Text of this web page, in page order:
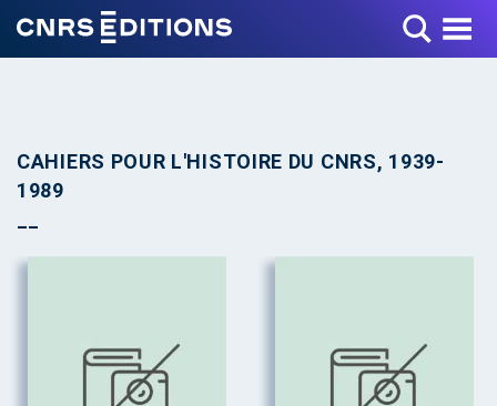
Toggle Menu
CAHIERS POUR L'HISTOIRE DU CNRS, 1939-
1989